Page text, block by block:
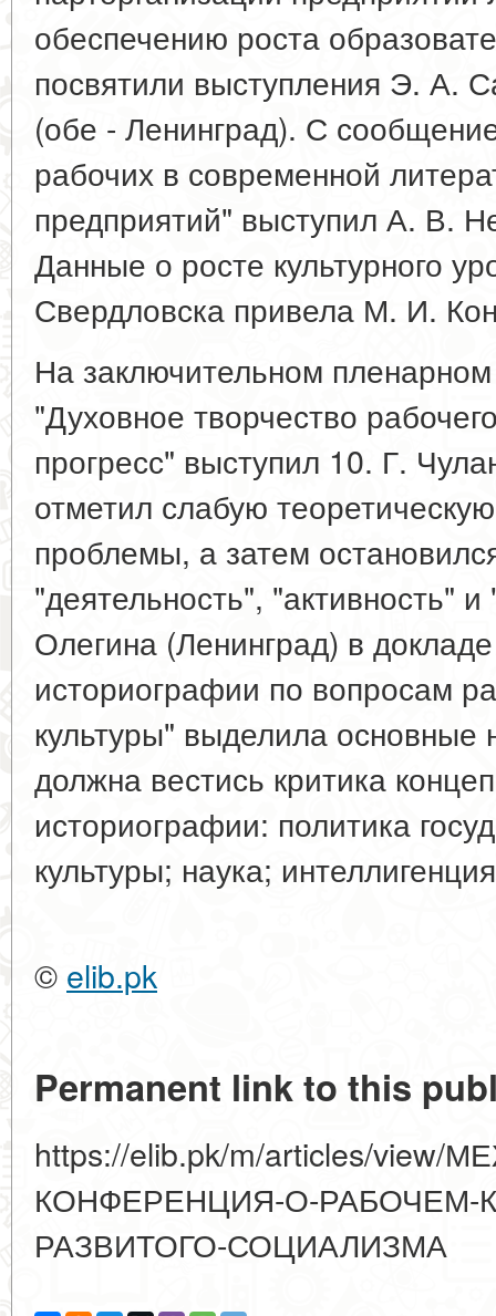
обеспечению роста
посвятили выступления Э. А.
(обе - Ленинград). С
рабочих в современной
предприятий" выступил А. В.
Данные о росте культурного
Свердловска привела М. И.
На заключительном
"Духовное творчество
прогресс" выступил 10. Г.
отметил слабую
проблемы, а затем
"деятельность", "активность"
Олегина (Ленинград) в
историографии по вопросам
культуры" выделила
должна вестись критика
историографии: политика
культуры; наука;
© elib.pk
Permanent link to this
https://elib.pk/m/articles/view/
КОНФЕРЕНЦИЯ-О-РАБОЧЕМ-
РАЗВИТОГО-СОЦИАЛИЗМА